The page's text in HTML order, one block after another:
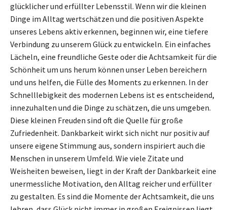
glücklicher und erfüllter Lebensstil. Wenn wir die kleinen
Dinge im Alltag wertschätzen und die positiven Aspekte
unseres Lebens aktiv erkennen, beginnen wir, eine tiefere
Verbindung zu unserem Glück zu entwickeln. Ein einfaches
Lächeln, eine freundliche Geste oder die Achtsamkeit für die
Schönheit um uns herum können unser Leben bereichern
und uns helfen, die Fülle des Moments zu erkennen. In der
Schnelllebigkeit des modernen Lebens ist es entscheidend,
innezuhalten und die Dinge zu schätzen, die uns umgeben.
Diese kleinen Freuden sind oft die Quelle für große
Zufriedenheit. Dankbarkeit wirkt sich nicht nur positiv auf
unsere eigene Stimmung aus, sondern inspiriert auch die
Menschen in unserem Umfeld. Wie viele Zitate und
Weisheiten beweisen, liegt in der Kraft der Dankbarkeit eine
unermessliche Motivation, den Alltag reicher und erfüllter
zu gestalten. Es sind die Momente der Achtsamkeit, die uns